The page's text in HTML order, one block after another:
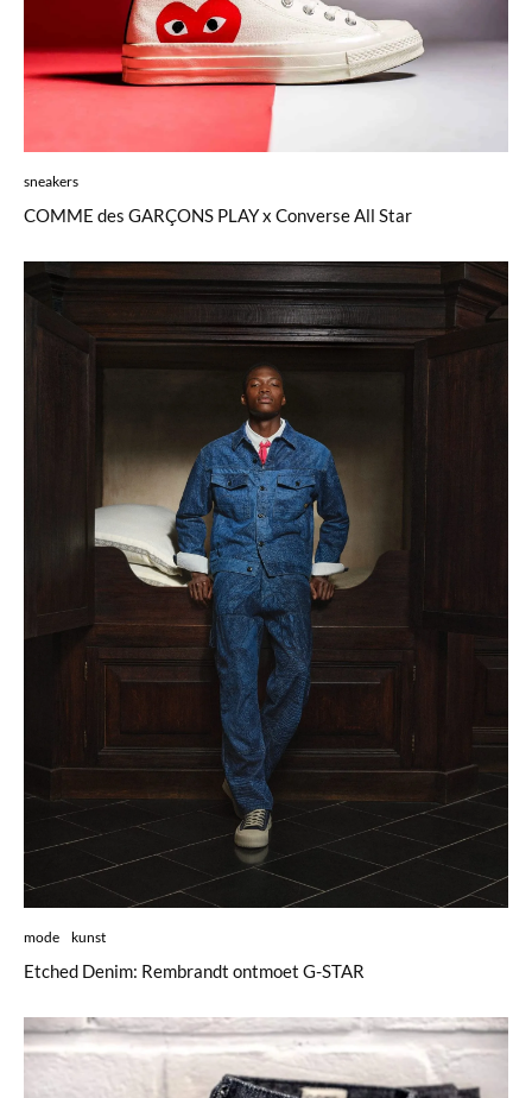
sneakers
COMME des GARÇONS PLAY x Converse All Star
mode kunst
Etched Denim: Rembrandt ontmoet G-STAR